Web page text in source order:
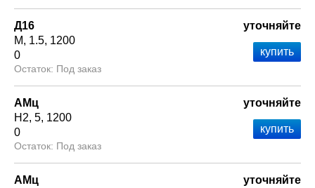
Д16
М
1.5 1200
0
Под заказ
уточняйте
АМц
Н2 5 1200
0
Под заказ
уточняйте
АМц
уточняйте